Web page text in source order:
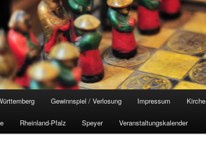
Gewinnspiel / Verlosung Impressum Kirche
Rheinland-Pfalz Speyer Veranstaltungskalender